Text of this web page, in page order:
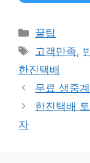
카
테
리
꿀팁
태
그
고객만족,
한진택배
무료 생중
한진택배
자